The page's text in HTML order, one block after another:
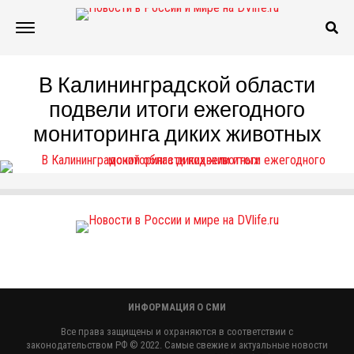
В Калининградской области
подвели итоги ежегодного
мониторинга диких животных
ИНФОРМАЦИЯ О СМИ
Все права защищены и охраняются в соответствии с
законодательством РФ © 2022. Самые свежие и актуальные новости